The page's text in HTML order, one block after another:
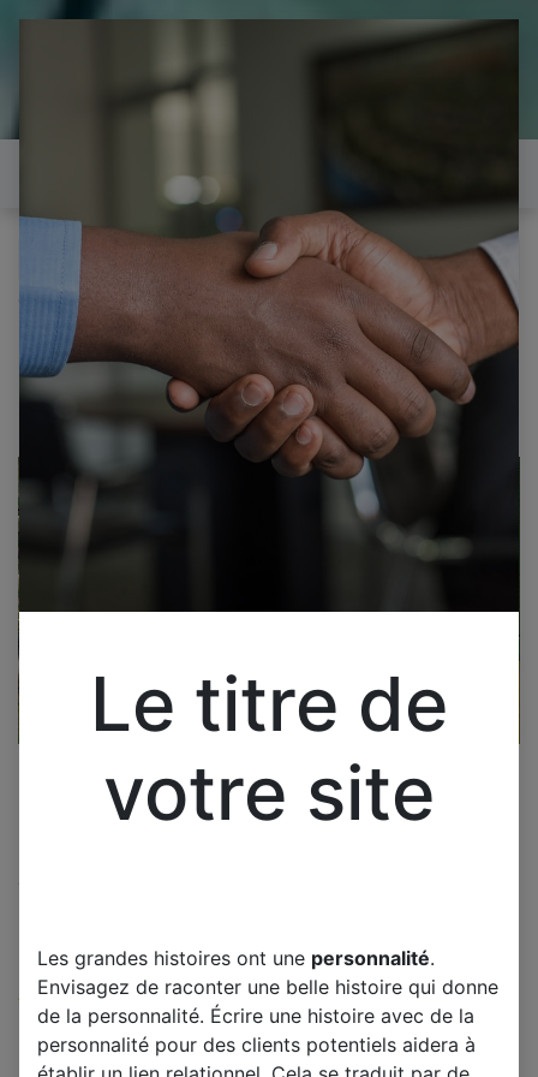
il est temps de
réparer...Electronique 66 est
heureux de vous aider
Tous les produits
SONY KDL-32U2000 CARTE MERE 1-870-688-11
MERE 1-870-688-11
(0 avis)
Offre :45,00€
Le titre de
votre site
Les grandes histoires ont une personnalité.
Envisagez de raconter une belle histoire qui donne
de la personnalité. Écrire une histoire avec de la
personnalité pour des clients potentiels aidera à